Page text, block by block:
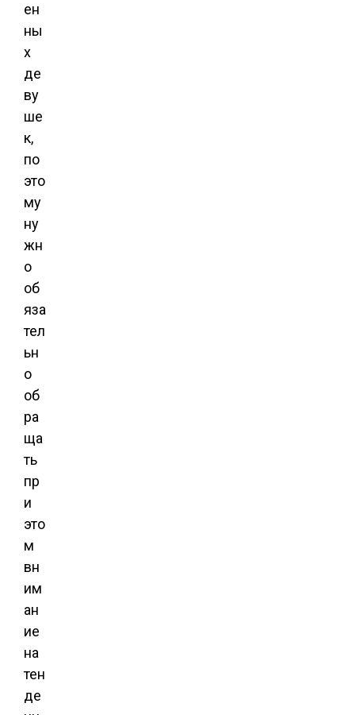
ен
ны
х
де
ву
ше
к,
по
это
му
ну
жн
о
об
яза
тел
ьн
о
об
ра
ща
ть
пр
и
это
м
вн
им
ан
ие
на
тен
де